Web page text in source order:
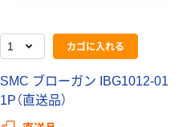
カゴに入れる
SMC ブローガン IBG1012-01
1P（直送品）